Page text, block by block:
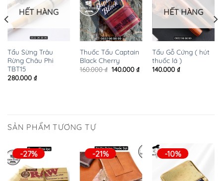
HẾT HÀNG
Tẩu Sừng Trâu
Rừng Châu Phi
TBT15
280.000 ₫
Thuốc Tẩu Captain
Black Cherry
160.000₫ Giá
140.000 ₫Giá
HẾT HÀNG
Tẩu Gỗ Cứng ( hút
thuốc lá )
140.000 ₫
SẢN PHẨM TƯƠNG TỰ
-27% -21% -10%